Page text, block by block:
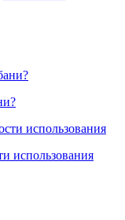
использования